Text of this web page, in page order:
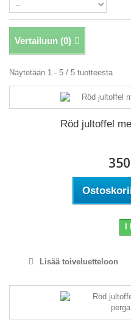
Vertailuun (0)
Näytetään 1 - 5 / 5 tuotteesta
Röd jultoffel
Lisää toiveluetteloon